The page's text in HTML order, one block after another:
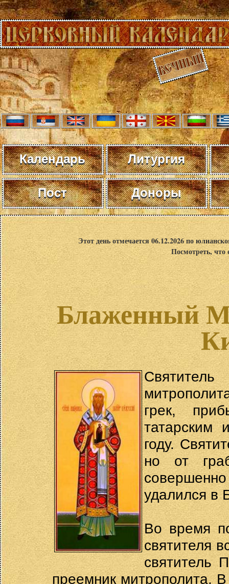
Календарь Литургия
Пост Доноры
Этот день отмечается 06.12.2026 по
Посмотреть,
Блаженный
грек,
татарским
году.
но от
удалился в
Во время
святителя
святитель
преемник митрополита.